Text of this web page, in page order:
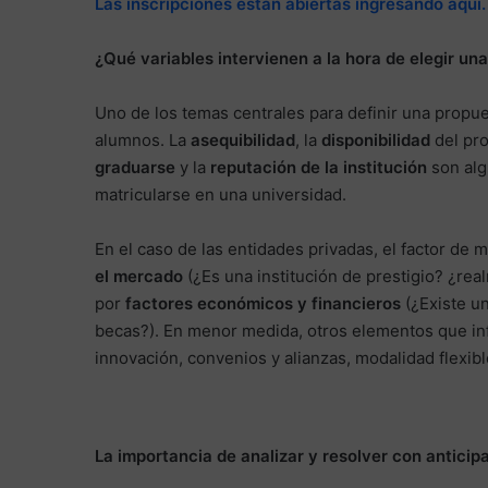
¿Qué variables intervienen a la hora de elegir una
Uno de los temas centrales para definir una
alumnos. La asequibilidad, la disponibilidad del
graduarse y la reputación de la institución son
matricularse en una universidad.
En el caso de las entidades privadas, el factor de
el mercado (¿Es una institución de prestigio?
por factores económicos y financieros (¿Existe
becas?). En menor medida, otros elementos que
innovación, convenios y alianzas, modalidad
La importancia de analizar y resolver con